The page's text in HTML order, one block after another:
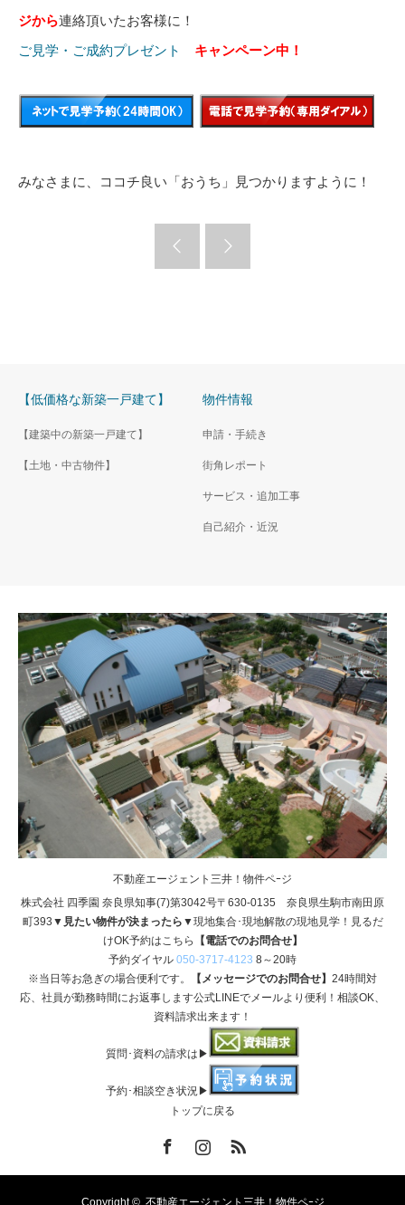
ジから連絡頂いたお客様に！
ご見学・ご成約プレゼント
キャンペーン中！
みなさまに、ココチ良い「おうち」見つかりますように！
【低価格な新築一戸建て】
【建築中の新築一戸建て】
【土地・中古物件】
物件情報
申請・手続き
街角レポート
サービス・追加工事
自己紹介・近況
不動産エージェント三井！物件ペｰジ
株式会社 四季園 奈良県知事(7)第3042号〒630-0135 奈良県生駒市南田原
町393 ▼見たい物件が決まったら▼現地集合･現地解散の現地見学！見るだ
けOK予約はこちら
【電話でのお問合せ】
予約ダイヤル 050-3717-4123 8～20時
※当日等お急ぎの場合便利です。
【メッセージでのお問合せ】 24時間対
応、社員が勤務時間にお返事します公式LINEでメールより便利！相談OK、
資料請求出来ます！
質問･資料の請求は▶
予約･相談空き状況▶
トップに戻る
Copyright © 不動産エージェント三井！物件ペｰジ